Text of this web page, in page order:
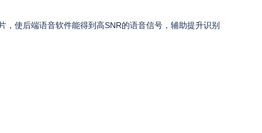
使后端语音软件能得到高SNR的语音信号，辅助提升识别